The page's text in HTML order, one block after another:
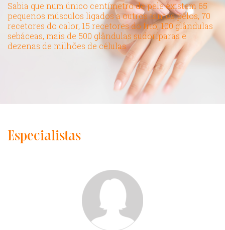
Sabia que num único centímetro de pele existem 65
pequenos músculos ligados a outros tantos pêlos, 70
recetores do calor, 15 recetores do frio, 100 glândulas
sebáceas, mais de 500 glândulas sudoríparas e
dezenas de milhões de células.
Especialistas